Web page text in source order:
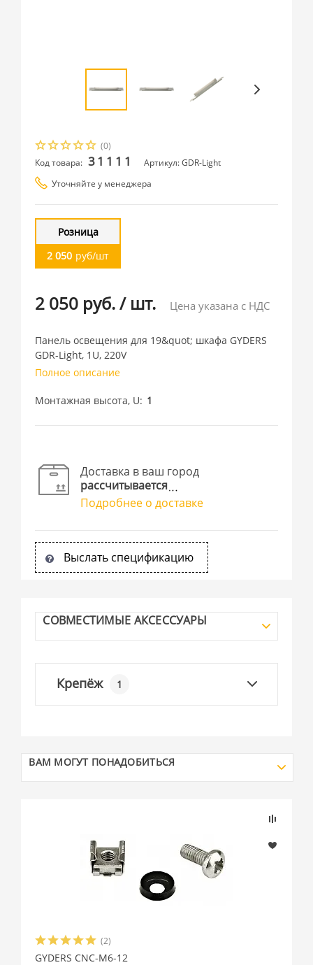
(0)
Код товара: 31111
Артикул: GDR-Light
Уточняйте у менеджера
Розница
2 050 руб/шт
2 050 руб./ шт. Цена указана с НДС
Панель освещения для 19&quot; шкафа GYDERS
GDR-Light, 1U, 220V
Полное описание
Монтажная высота, U 1
Доставка в ваш город
рассчитывается
Подробнее о доставке
Выслать спецификацию
СОВМЕСТИМЫЕ АКСЕССУАРЫ
Крепёж 1
ВАМ МОГУТ ПОНАДОБИТЬСЯ
(2)
GYDERS CNC-M6-12